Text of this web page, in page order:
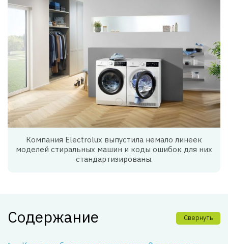
Компания Electrolux выпустила немало линеек
моделей стиральных машин и коды ошибок для них
стандартизированы.
Содержание Свернуть